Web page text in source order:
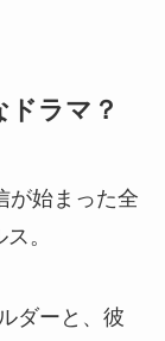
ドラマ？
が始まった全
。
ダーと、彼